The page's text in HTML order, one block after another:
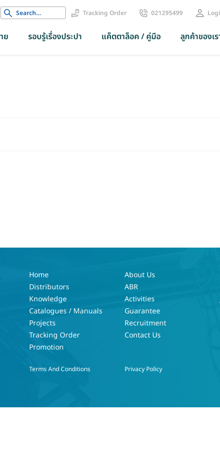
Search
for:
Tracking Order 021295499
ย รอบรู้เรื่องประปา แค็ตตาล็อค / คู่มือ ลูกค้าของเร
Home
Distributors
Knowledge
Catalogues / Manuals
Projects
Tracking Order
Promotion
About Us
ABR
Activities
Guarantee
Recruitment
Contact Us
Terms And Conditions Privacy Policy